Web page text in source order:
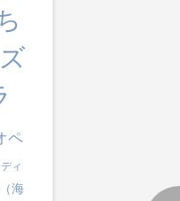
ペ
ィ
海